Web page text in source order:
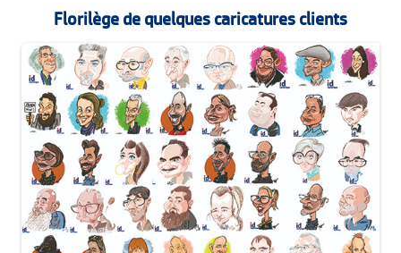
Florilège de quelques caricatures clients